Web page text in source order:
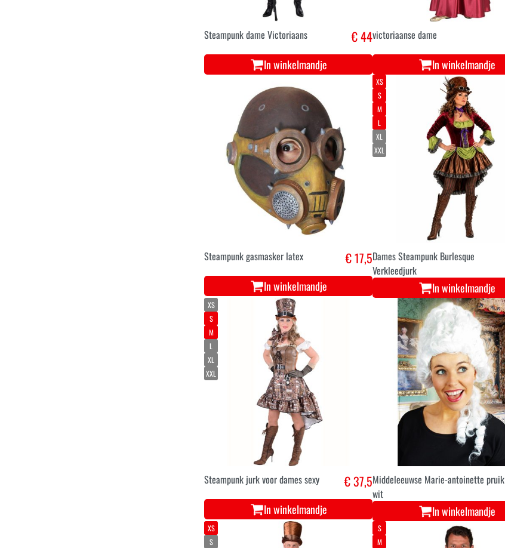
Steampunk dame Victoriaans € 44
In winkelmandje
victoriaanse dame
In winkelmandje
Steampunk gasmasker latex € 17,5
In winkelmandje
XS
S
M
L
XL
XXL
Dames Steampunk Burlesque
Verkleedjurk
In winkelmandje
XS
S
M
L
XL
XXL
Steampunk jurk voor dames sexy € 37,5
In winkelmandje
Middeleeuwse Marie-antoinette pruik
wit
In winkelmandje
XS
S
S
M